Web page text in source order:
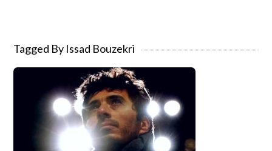
Tagged By Issad Bouzekri